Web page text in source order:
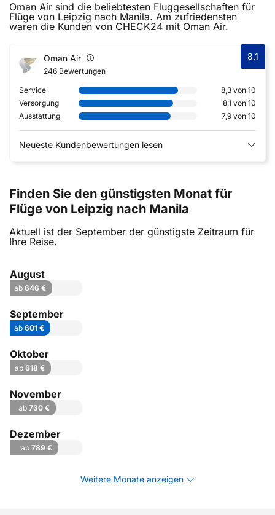
Oman Air sind die beliebtesten Fluggesellschaften für
Flüge von Leipzig nach Manila. Am zufriedensten
waren die Kunden von CHECK24 mit Oman Air.
Oman Air
246 Bewertungen
8,1
Service
8,3 von 10
Versorgung
8,1 von 10
Ausstattung
7,9 von 10
Neueste Kundenbewertungen lesen
Finden Sie den günstigsten Monat für
Flüge von Leipzig nach Manila
Aktuell ist der September der günstigste Zeitraum für
Ihre Reise.
August
ab 646 €
September
ab 601 €
Oktober
ab 618 €
November
ab 730 €
Dezember
ab 789 €
Weitere Monate anzeigen